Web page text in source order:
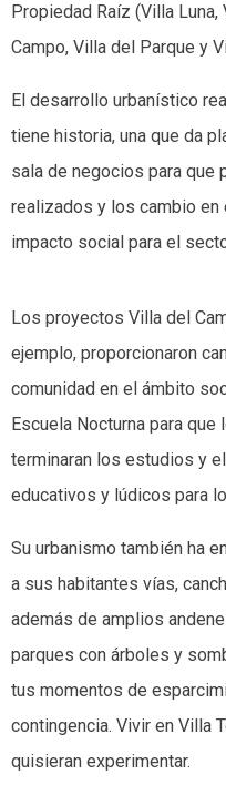
Propiedad Raíz (Villa Luna,
Campo, Villa del Parque y
El desarrollo urbanístico
tiene historia, una que da
sala de negocios para que
realizados y los cambio en
impacto social para el
Los proyectos Villa del
ejemplo, proporcionaron
comunidad en el ámbito
Escuela Nocturna para
terminaran los estudios y
educativos y lúdicos para
Su urbanismo también ha
a sus habitantes vías,
además de amplios
parques con árboles y
tus momentos de
contingencia. Vivir en Villa
quisieran experimentar.